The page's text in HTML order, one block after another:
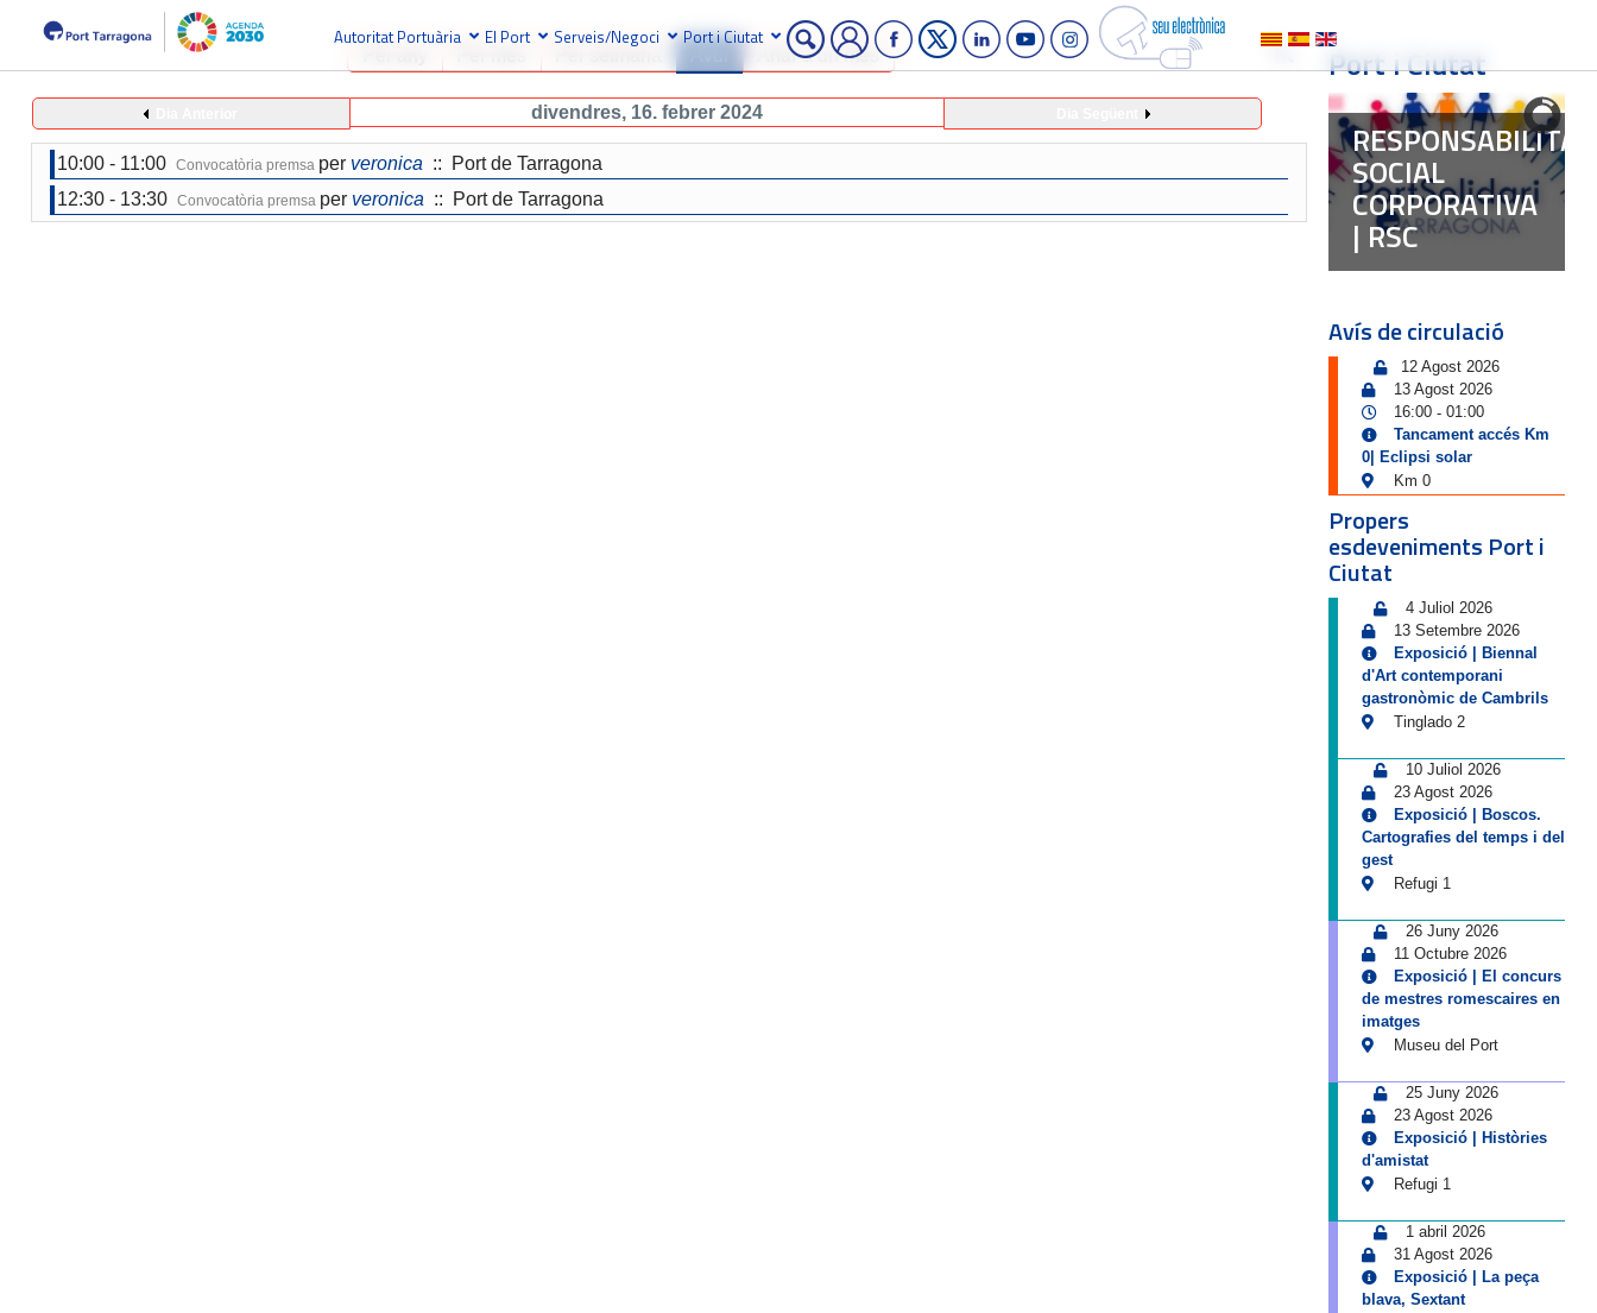
Autoritat Portuària El Port Serveis/Negoci Port i Ciutat
Anar a un mes
divendres, 16. febrer 2024
10:00 - 11:00 Convocatòria premsa per veronica :: Port de Tarragona
12:30 - 13:30 Convocatòria premsa per veronica :: Port de Tarragona
Port i Ciutat
RESPONSABILITAT
SOCIAL
CORPORATIVA
| RSC
Avís de circulació
12 Agost 2026
13 Agost 2026
16:00- 01:00
Tancament accés Km
0| Eclipsi solar
Km 0
Propers
esdeveniments Port i
Ciutat
4 Juliol 2026
13 Setembre 2026
Exposició | Biennal
d'Art contemporani
gastronòmic de Cambrils
Tinglado 2
10 Juliol 2026
23 Agost 2026
Exposició | Boscos.
Cartografies del temps i del
gest
Refugi 1
26 Juny 2026
11 Octubre 2026
Exposició | El concurs
de mestres romescaires en
imatges
Museu del Port
25 Juny 2026
23 Agost 2026
Exposició | Històries
d'amistat
Refugi 1
1 abril 2026
31 Agost 2026
Exposició | La peça
blava, Sextant